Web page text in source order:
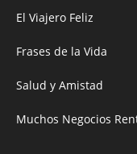
El Viajero Feliz
Frases de la Vida
Salud y Amistad
Muchos Negocios